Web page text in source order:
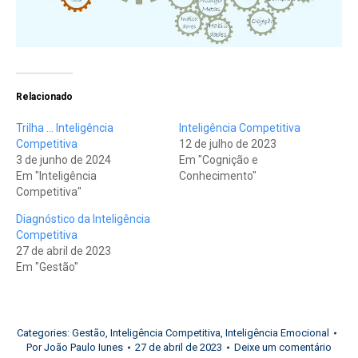
Relacionado
Trilha … Inteligência
Competitiva
3 de junho de 2024
Em "Inteligência
Competitiva"
Inteligência Competitiva
12 de julho de 2023
Em "Cognição e
Conhecimento"
Diagnóstico da Inteligência
Competitiva
27 de abril de 2023
Em "Gestão"
Categories: Gestão, Inteligência Competitiva, Inteligência Emocional
PorJoão Paulo Iunes 27 de abril de 2023 Deixe um comentário